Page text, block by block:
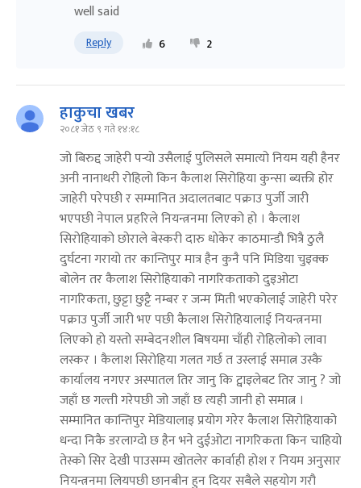
well said
Reply 6 2
हाकुचा खबर
२०८१ जेठ ९ गते १४:१८
जो बिरुद्द जाहेरी पर्‍यो उसैलाई पुलिसले समात्यो नियम यही हैनर
अनी नानाथरी रोहिलो किन कैलाश सिरोहिया कुन्सा ब्यक्ती होर
जाहेरी परेपछी र सम्मानित अदालतबाट पक्राउ पुर्जी जारी
भएपछी नेपाल प्रहरिले नियन्त्रनमा लिएको हो । कैलाश
सिरोहियाको छोराले बेस्करी दारु धोकेर काठमान्डौ भित्रै ठुलै
दुर्घटना गरायो तर कान्तिपुर मात्र हैन कुनै पनि मिडिया चुइक्क
बोलेन तर कैलाश सिरोहियाको नागरिकताको दुइओटा
नागरिकता, छुट्टा छुट्टै नम्बर र जन्म मिती भएकोलाई जाहेरी परेर
पक्राउ पुर्जी जारी भए पछी कैलाश सिरोहियालाई नियन्त्रनमा
लिएको हो यस्तो सम्बेदनशील बिषयमा चाँही रोहिलोको लावा
लस्कर । कैलाश सिरोहिया गलत गर्छ त उस्लाई समात्न उस्कै
कार्यालय नगएर अस्पातल तिर जानु कि ट्वाइलेबट तिर जानु ? जो
जहाँ छ गल्ती गरेपछी जो जहाँ छ त्यही जानी हो समात्न ।
सम्मानित कान्तिपुर मेडियालाइ प्रयोग गरेर कैलाश सिरोहियाको
धन्दा निकै डरलाग्दो छ हैन भने दुईओटा नागरिकता किन चाहियो
तेस्को सिर देखी पाउसम्म खोतलेर कार्वाही होश र नियम अनुसार
नियन्त्रनमा लियपछी छानबीन हुन दियर सबैले सहयोग गरौ